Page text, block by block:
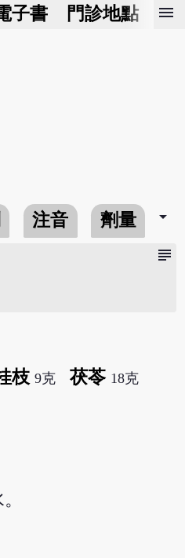
子書 門診地點 預
menu
注音 劑量 arrow_drop_down
subject
枝 9克 茯苓 18克